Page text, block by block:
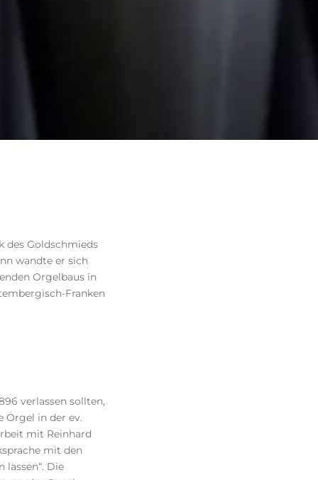
des Goldschmieds
wandte er sich
Orgelbaus in
Franken
verlassen sollten,
Orgel in der ev.
mit Reinhard
mit den
lassen“. Die